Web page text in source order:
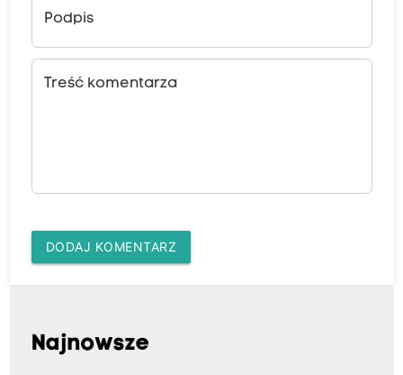
Podpis
Treść komentarza
DODAJ KOMENTARZ
Najnowsze